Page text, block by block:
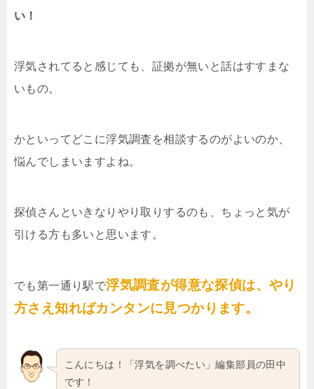
い！
浮気されてると感じても、証拠が無いと話はすすまな
いもの。
かといってどこに浮気調査を相談するのがよいのか、
悩んでしまいますよね。
探偵さんといきなりやり取りするのも、ちょっと気が
引ける方も多いと思います。
でも第一通り駅で浮気調査が得意な探偵は、やり
方さえ知ればカンタンに見つかります。
こんにちは！「浮気を調べたい」編集部員の田中
です！